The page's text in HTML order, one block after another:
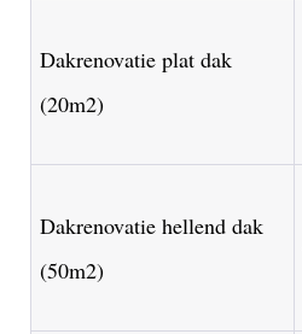
Dakrenovatie plat dak
(20m2)
Dakrenovatie hellend dak
(50m2)